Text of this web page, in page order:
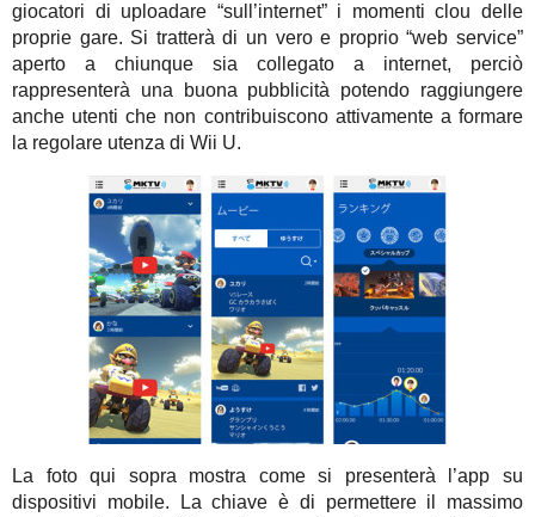
giocatori di uploadare “sull’internet” i momenti clou delle
proprie gare. Si tratterà di un vero e proprio “web service”
aperto a chiunque sia collegato a internet, perciò
rappresenterà una buona pubblicità potendo raggiungere
anche utenti che non contribuiscono attivamente a formare
la regolare utenza di Wii U.
La foto qui sopra mostra come si presenterà l’app su
dispositivi mobile. La chiave è di permettere il massimo